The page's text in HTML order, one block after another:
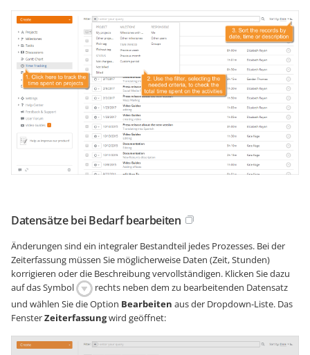
Datensätze bei Bedarf bearbeiten
Änderungen sind ein integraler Bestandteil jedes Prozesses. Bei der
Zeiterfassung müssen Sie möglicherweise Daten (Zeit, Stunden)
korrigieren oder die Beschreibung vervollständigen. Klicken Sie dazu
auf das Symbol
rechts neben dem zu bearbeitenden Datensatz
und wählen Sie die Option Bearbeiten aus der Dropdown-Liste. Das
FensterZeiterfassungwird geöffnet: